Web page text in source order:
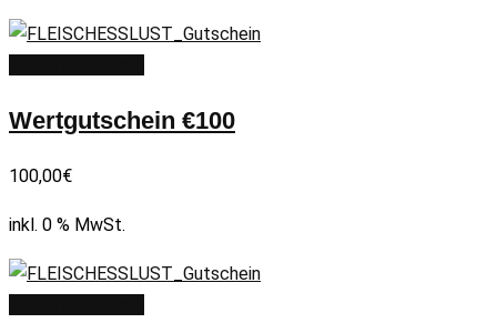
Wertgutschein €100
100,00€
inkl. 0 % MwSt.